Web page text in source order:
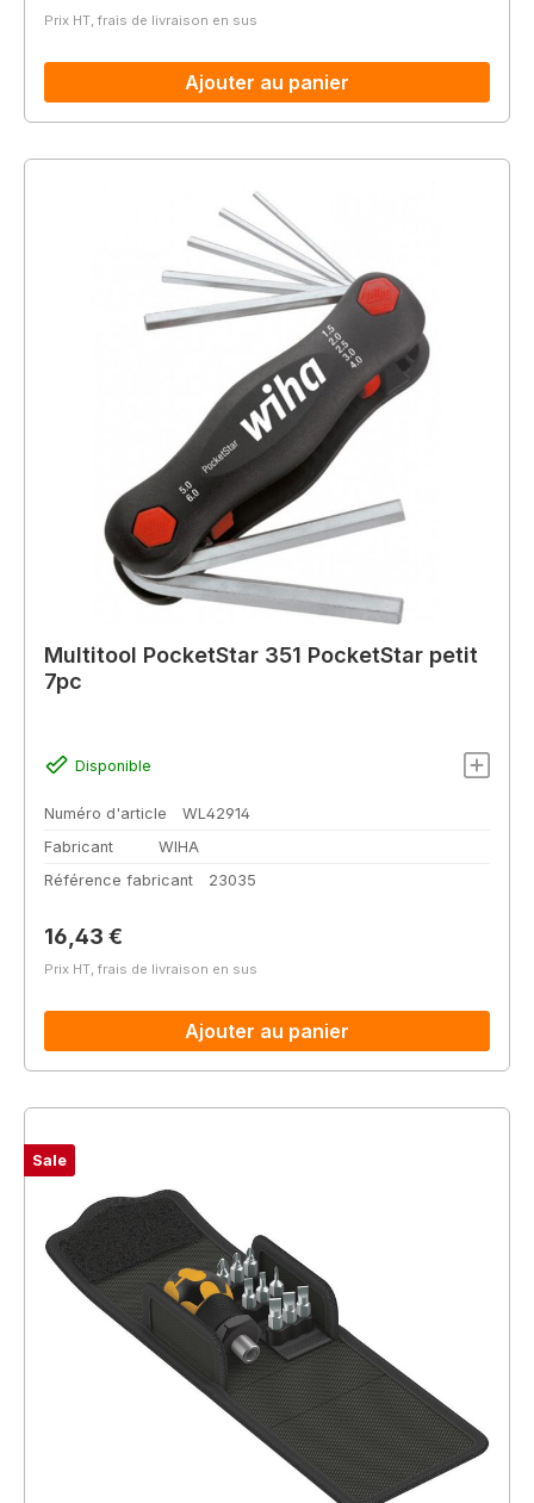
Prix HT, frais de livraison en sus
Ajouter au panier
Multitool PocketStar 351 PocketStar petit
7pc
Disponible
Numéro d'article
WL42914
Fabricant
WIHA
Référence fabricant
23035
Prix régulier :
16,43 €
Prix HT, frais de livraison en sus
Ajouter au panier
Sale